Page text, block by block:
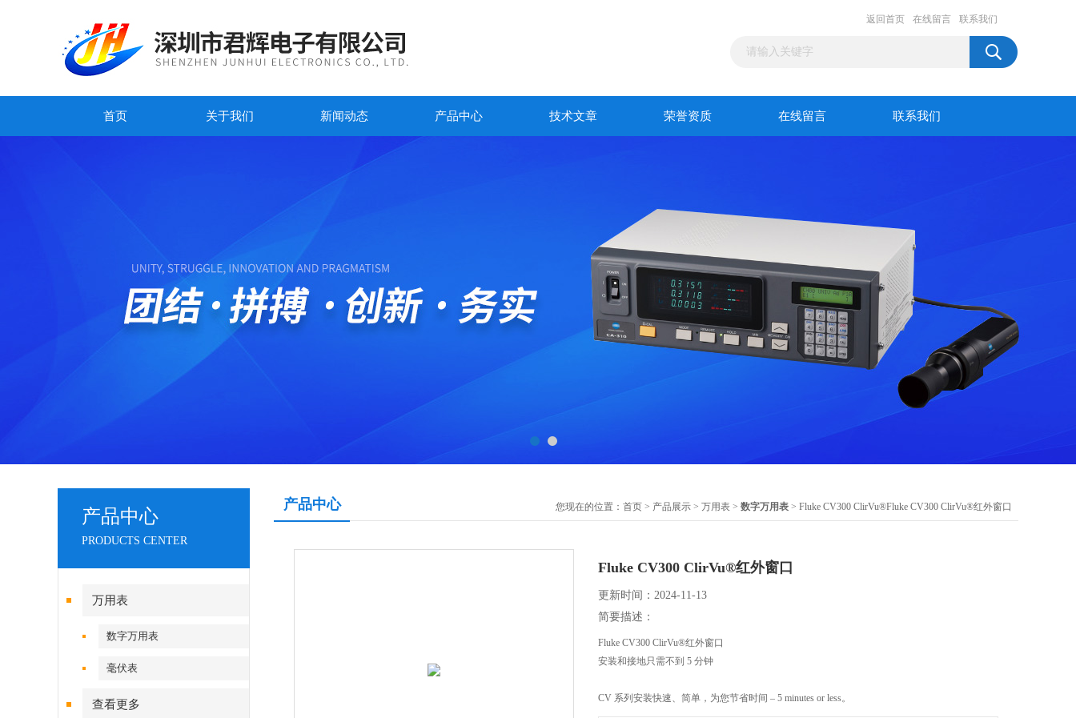
返回首页 在线留言 联系我们
首页 关于我们 新闻动态 产品中心 技术文章 荣誉资质 在线留言 联系我们
产品中心
PRODUCTS CENTER
万用表
数字万用表
毫伏表
查看更多
产品中心 您现在的位置： 首页 > 产品展示 > 万用表 > 数字万用表 > Fluke CV300 ClirVu®Fluke CV300 ClirVu®红外窗口
Fluke CV300 ClirVu®红外窗口
更新时间：2024-11-13
简要描述：
Fluke CV300 ClirVu®红外窗口
安装和接地只需不到 5 分钟
CV 系列安装快速、简单，为您节省时间 – 5 minutes or less。